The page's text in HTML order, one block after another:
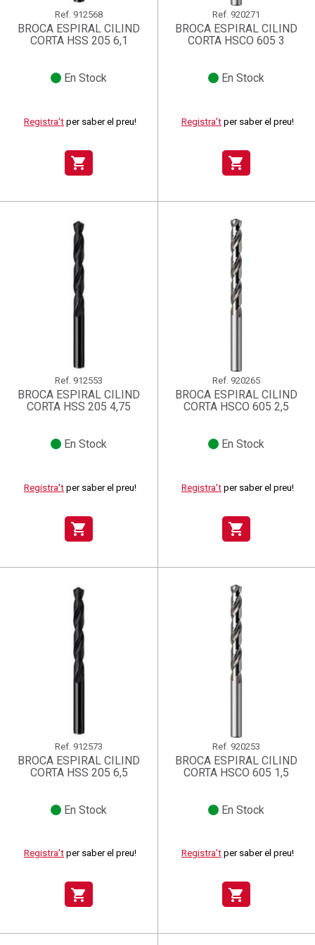
Ref. 912568
BROCA ESPIRAL CILIND
CORTA HSS 205 6,1
En Stock
Registra't per saber el preu!
shopping_cart
Ref. 920271
BROCA ESPIRAL CILIND
CORTA HSCO 605 3
En Stock
Registra't per saber el preu!
shopping_cart
Ref. 912553
BROCA ESPIRAL CILIND
CORTA HSS 205 4,75
En Stock
Registra't per saber el preu!
shopping_cart
Ref. 920265
BROCA ESPIRAL CILIND
CORTA HSCO 605 2,5
En Stock
Registra't per saber el preu!
shopping_cart
Ref. 912573
BROCA ESPIRAL CILIND
CORTA HSS 205 6,5
En Stock
Registra't per saber el preu!
shopping_cart
Ref. 920253
BROCA ESPIRAL CILIND
CORTA HSCO 605 1,5
En Stock
Registra't per saber el preu!
shopping_cart